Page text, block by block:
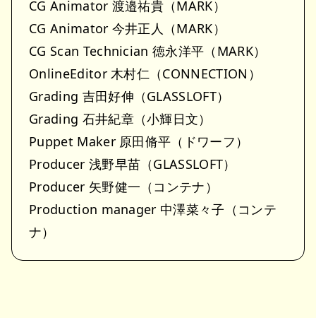
CG Animator 渡邉祐貴（MARK）
CG Animator 今井正人（MARK）
CG Scan Technician 徳永洋平（MARK）
OnlineEditor 木村仁（CONNECTION）
Grading 吉田好伸（GLASSLOFT）
Grading 石井紀章（小輝日文）
Puppet Maker 原田脩平（ドワーフ）
Producer 浅野早苗（GLASSLOFT）
Producer 矢野健一（コンテナ）
Production manager 中澤菜々子（コンテ
ナ）